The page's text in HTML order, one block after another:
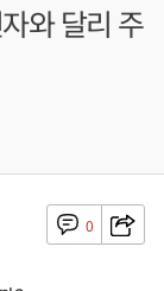
와 달리 주
0